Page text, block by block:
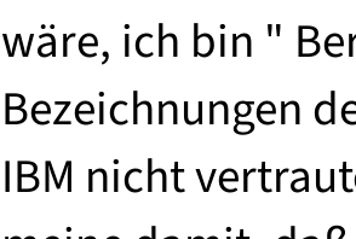
wäre, ich bin "
Bezeichnungen
IBM nicht